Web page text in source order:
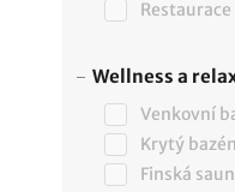
Restaurace
Wellness a
Venkovní
Krytý bazén
Finská